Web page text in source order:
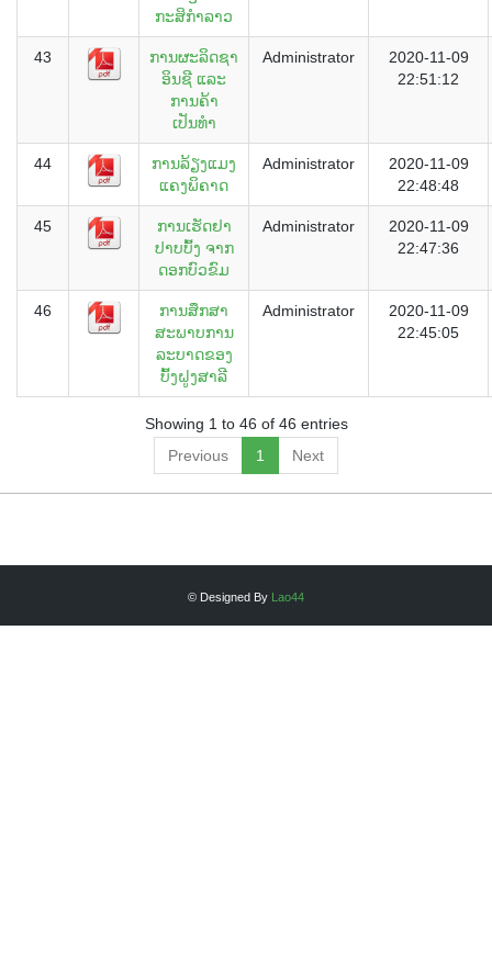
ກະສິກຳລາວ
43
ການຜະລິດຊາ
ອິນຊີ ແລະ
ການຄ້າ
ເປັນທຳ
Administrator
2020-11-09
22:51:12
44
ການລ້ຽງແມງ
ແຄງພິຄາດ
Administrator
2020-11-09
22:48:48
45
ການເຮັດຢາ
ປາບບົ້ງ ຈາກ
ດອກບົວຂົມ
Administrator
2020-11-09
22:47:36
46
ການສຶກສາ
ສະພາບການ
ລະບາດຂອງ
ບົ້ງຝູງສາລີ
Administrator
2020-11-09
22:45:05
Showing 1 to 46 of 46 entries
Previous
1 Next
© Designed By Lao44